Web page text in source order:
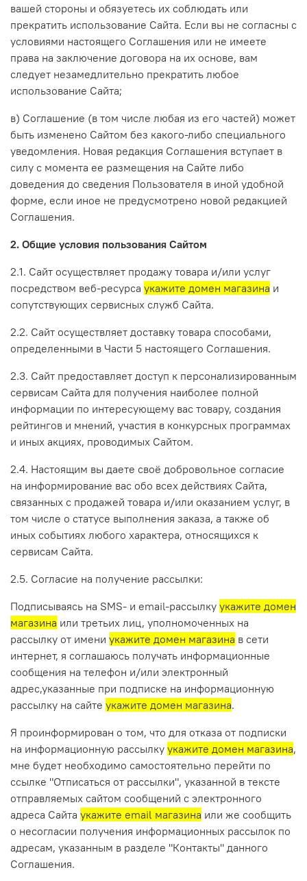
вашей стороны и обязуетесь их соблюдать или
прекратить использование Сайта. Если вы не согласны с
условиями настоящего Соглашения или не имеете
права на заключение договора на их основе, вам
следует незамедлительно прекратить любое
использование Сайта;
в) Соглашение (в том числе любая из его частей) может
быть изменено Сайтом без какого-либо специального
уведомления. Новая редакция Соглашения вступает в
силу с момента ее размещения на Сайте либо
доведения до сведения Пользователя в иной удобной
форме, если иное не предусмотрено новой редакцией
Соглашения.
2. Общие условия пользования Сайтом
2.1. Сайт осуществляет продажу товара и/или услуг
посредством веб-ресурса укажите домен магазина и
сопутствующих сервисных служб Сайта.
2.2. Сайт осуществляет доставку товара способами,
определенными в Части 5 настоящего Соглашения.
2.3. Сайт предоставляет доступ к персонализированным
сервисам Сайта для получения наиболее полной
информации по интересующему вас товару, создания
рейтингов и мнений, участия в конкурсных программах
и иных акциях, проводимых Сайтом.
2.4. Настоящим вы даете своё добровольное согласие
на информирование вас обо всех действиях Сайта,
связанных с продажей товара и/или оказанием услуг, в
том числе о статусе выполнения заказа, а также об
иных событиях любого характера, относящихся к
сервисам Сайта.
2.5. Согласие на получение рассылки:
Подписываясь на SMS- и email-рассылку укажите домен
магазина или третьих лиц, уполномоченных на
рассылку от имени укажите домен магазина в сети
интернет, я соглашаюсь получать информационные
сообщения на телефон и/или электронный
адрес,указанные при подписке на информационную
рассылку на сайте укажите домен магазина.
Я проинформирован о том, что для отказа от подписки
на информационную рассылку укажите домен магазина,
мне будет необходимо самостоятельно перейти по
ссылке "Отписаться от рассылки", указанной в тексте
отправляемых сайтом сообщений с электронного
адреса Сайта укажите email магазина или же сообщить
о несогласии получения информационных рассылок по
адресам, указанным в разделе "Контакты" данного
Соглашения.